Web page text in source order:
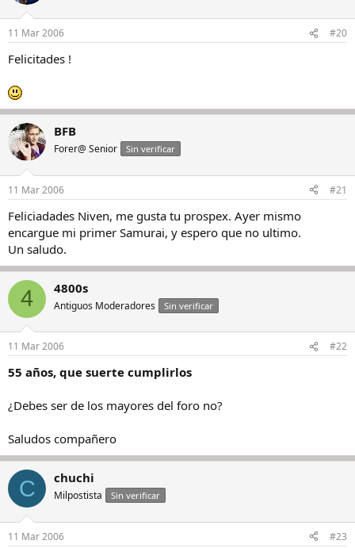
11 Mar 2006 #20
Felicitades !
BFB
Forer@ Senior Sin verificar
11 Mar 2006 #21
Feliciadades Niven, me gusta tu prospex. Ayer mismo
encargue mi primer Samurai, y espero que no ultimo.
Un saludo.
4 4800s
Antiguos Moderadores Sin verificar
11 Mar 2006 #22
55 años, que suerte cumplirlos
¿Debes ser de los mayores del foro no?
Saludos compañero
C chuchi
Milpostista Sin verificar
11 Mar 2006 #23